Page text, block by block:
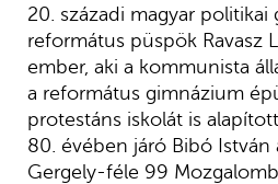
20. századi magyar
református püspök Ravasz
ember, aki a kommunista
a református gimnázium
protestáns iskolát is
80. évében járó Bibó István
Gergely-féle 99